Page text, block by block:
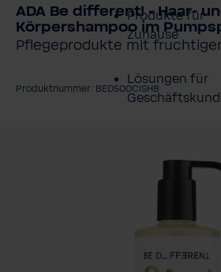
Produkte für
Zuhause
Lösungen für
ADA Be different! - Haar-
Körpershampoo im
Pflegeprodukte mit
Produktnummer: BED500CISHB